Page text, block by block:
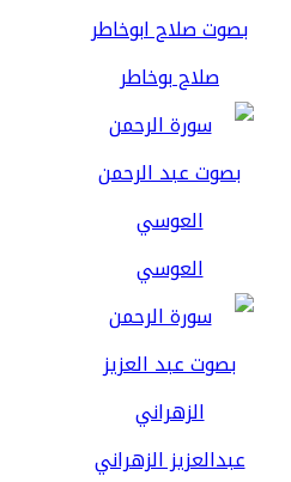
صلاح بوخاطر
العوسي
عبدالعزيز الزهراني